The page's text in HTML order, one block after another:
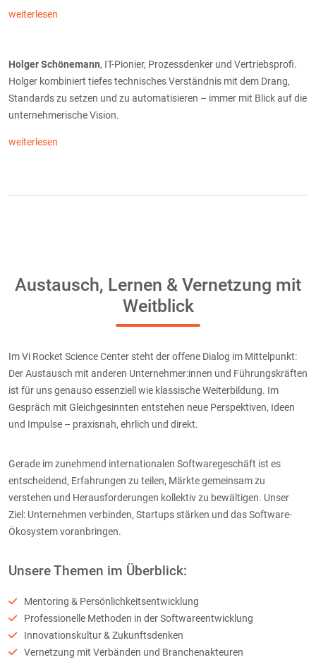
weiterlesen
Holger Schönemann, IT-Pionier, Prozessdenker und Vertriebsprofi.
Holger kombiniert tiefes technisches Verständnis mit dem Drang,
Standards zu setzen und zu automatisieren – immer mit Blick auf die
unternehmerische Vision.
weiterlesen
Austausch, Lernen & Vernetzung mit
Weitblick
Im Vi Rocket Science Center steht der offene Dialog im Mittelpunkt:
Der Austausch mit anderen Unternehmer:innen und Führungskräften
ist für uns genauso essenziell wie klassische Weiterbildung. Im
Gespräch mit Gleichgesinnten entstehen neue Perspektiven, Ideen
und Impulse – praxisnah, ehrlich und direkt.
Gerade im zunehmend internationalen Softwaregeschäft ist es
entscheidend, Erfahrungen zu teilen, Märkte gemeinsam zu
verstehen und Herausforderungen kollektiv zu bewältigen. Unser
Ziel: Unternehmen verbinden, Startups stärken und das Software-
Ökosystem voranbringen.
Unsere Themen im Überblick:
Mentoring & Persönlichkeitsentwicklung
Professionelle Methoden in der Softwareentwicklung
Innovationskultur & Zukunftsdenken
Vernetzung mit Verbänden und Branchenakteuren